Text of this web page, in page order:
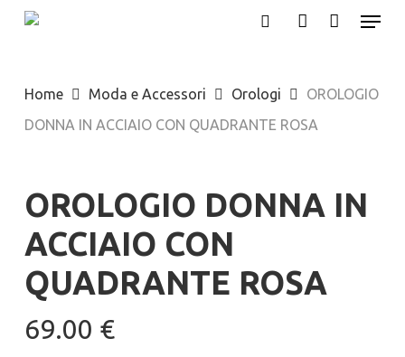
Skip
content
Menu
Home Moda e Accessori Orologi
OROLOGIO
DONNA IN ACCIAIO CON QUADRANTE ROSA
OROLOGIO DONNA IN
ACCIAIO CON
QUADRANTE ROSA
69.00 €